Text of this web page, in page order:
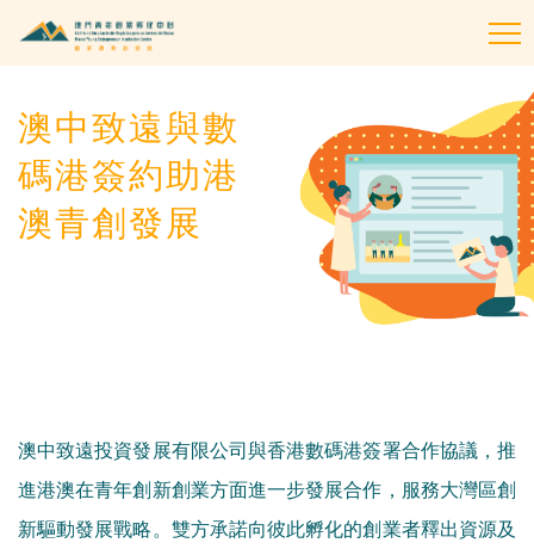
澳中致遠與數
碼港簽約助港
澳青創發展
澳中致遠投資發展有限公司與香港數碼港簽署合作協議，推
進港澳在青年創新創業方面進一步發展合作，服務大灣區創
新驅動發展戰略。雙方承諾向彼此孵化的創業者釋出資源及